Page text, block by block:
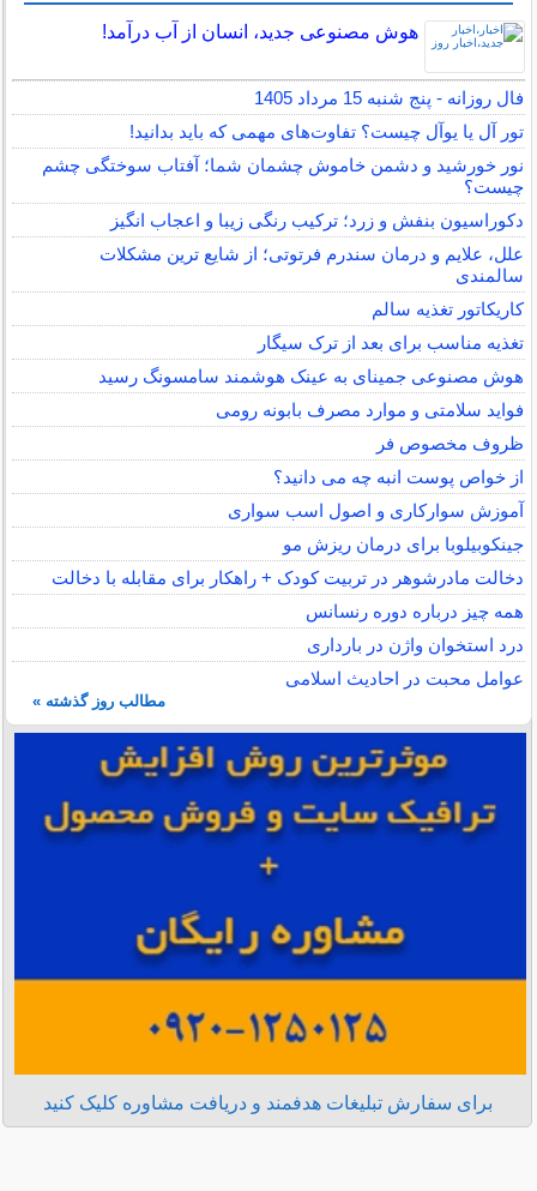
هوش مصنوعی جدید، انسان از آب درآمد!
فال روزانه - پنج شنبه 15 مرداد 1405
تور آل یا یوآل چیست؟ تفاوت‌های مهمی که باید بدانید!
نور خورشید و دشمن خاموش چشمان شما؛ آفتاب سوختگی چشم
چیست؟
دکوراسیون بنفش و زرد؛ ترکیب رنگی زیبا و اعجاب انگیز
علل، علایم و درمان سندرم فرتوتی؛ از شایع ترین مشکلات
سالمندی
کاریکاتور تغذیه سالم
تغذیه مناسب برای بعد از ترک سیگار
هوش مصنوعی جمینای به عینک هوشمند سامسونگ رسید
فواید سلامتی و موارد مصرف بابونه رومی
ظروف مخصوص فر
از خواص پوست انبه چه می دانید؟
آموزش سوارکاری و اصول اسب سواری
جینکوبیلوبا برای درمان ریزش مو
دخالت مادرشوهر در تربیت کودک + راهکار برای مقابله با دخالت
همه چیز درباره دوره رنسانس
درد استخوان واژن در بارداری
عوامل محبت در احادیث اسلامى
مطالب روز گذشته »
برای سفارش تبلیغات هدفمند و دریافت مشاوره کلیک کنید